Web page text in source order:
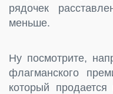
рядочек
меньше.
Ну посмотрите,
флагманского
который